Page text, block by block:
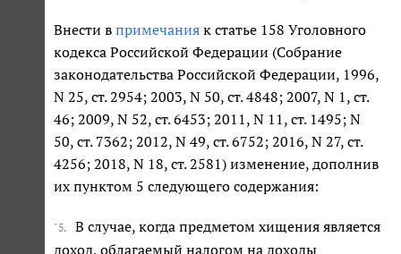
Внести в примечания к статье 158 Уголовного
кодекса Российской Федерации (Собрание
законодательства Российской Федерации, 1996,
N 25, ст. 2954; 2003, N 50, ст. 4848; 2007, N 1, ст.
46; 2009, N 52, ст. 6453; 2011, N 11, ст. 1495; N
50, ст. 7362; 2012, N 49, ст. 6752; 2016, N 27, ст.
4256; 2018, N 18, ст. 2581) изменение, дополнив
их пунктом 5 следующего содержания:
"5.
В случае, когда предметом хищения является
доход, облагаемый налогом на доходы